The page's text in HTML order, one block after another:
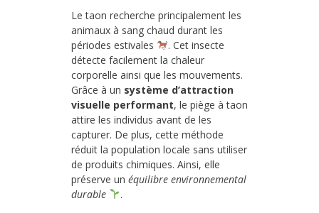
Le taon recherche principalement les
animaux à sang chaud durant les
périodes estivales
. Cet insecte
détecte facilement la chaleur
corporelle ainsi que les mouvements.
Grâce à un système d’attraction
visuelle performant, le piège à taon
attire les individus avant de les
capturer. De plus, cette méthode
réduit la population locale sans utiliser
de produits chimiques. Ainsi, elle
préserve un équilibre environnemental
durable
.